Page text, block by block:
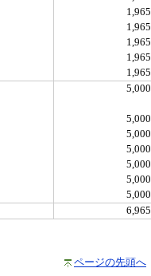
1,965
1,965
1,965
1,965
1,965
5,000
5,000
5,000
5,000
5,000
5,000
5,000
6,965
ページの先頭へ